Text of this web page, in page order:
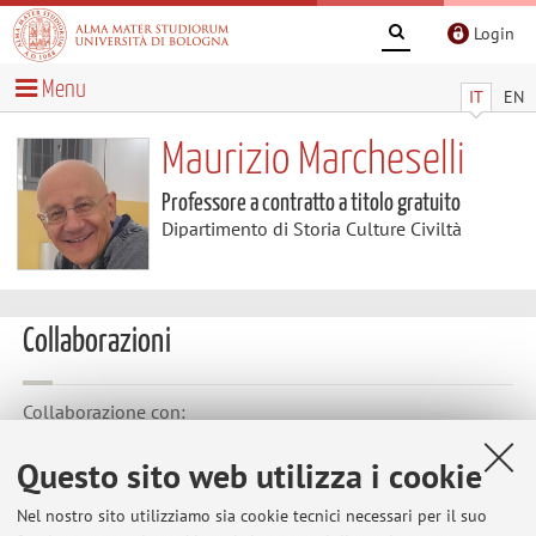
Questo sito web utilizza i cookie
Nel nostro sito utilizziamo sia cookie tecnici necessari per il suo
Login
IT EN
Menu
Maurizio Marcheselli
Professore a contratto a titolo gratuito
Dipartimento di Storia Culture Civiltà
Collaborazioni
Collaborazione con:
Paese:
Italia